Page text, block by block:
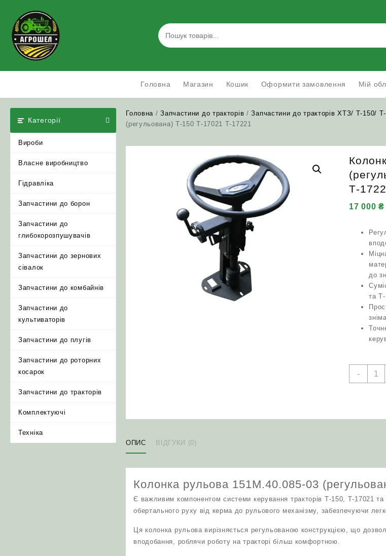
content
Головна Магазин Кошик Оформити замовлення Мій
Категорії
Вироби
Власне виробництво
Гідравліка
Запчастини до борон
Запчастини до
глибокорозпушувачів
Запчастини до зернових
сівалок
Запчастини до комбайнів
Запчастини до
культиваторів
Запчастини до плугів
Запчастини до роторних
косарок
Запчастини до тракторів
Комплектуючі
Техніка
Головна /Запчастини до тракторів /Запчастини до тракторів ХТЗ/ Т-150/
(регульована) Т-150 Т-17021 Т-17221
Т-
17 000₴
до
та
-
ОПИС ВІДГУКИ (0)
Колонка рульова 151М.40.085-03
Є важливим компонентом системи керування тракторів Т-150, Т-17021
обертального руху від керма до рульового механізму, забезпечуючи
Ця колонка рульова вирізняється регульованою конструкцією, що
вподобання, роблячи роботу на тракторі більш комфортною.